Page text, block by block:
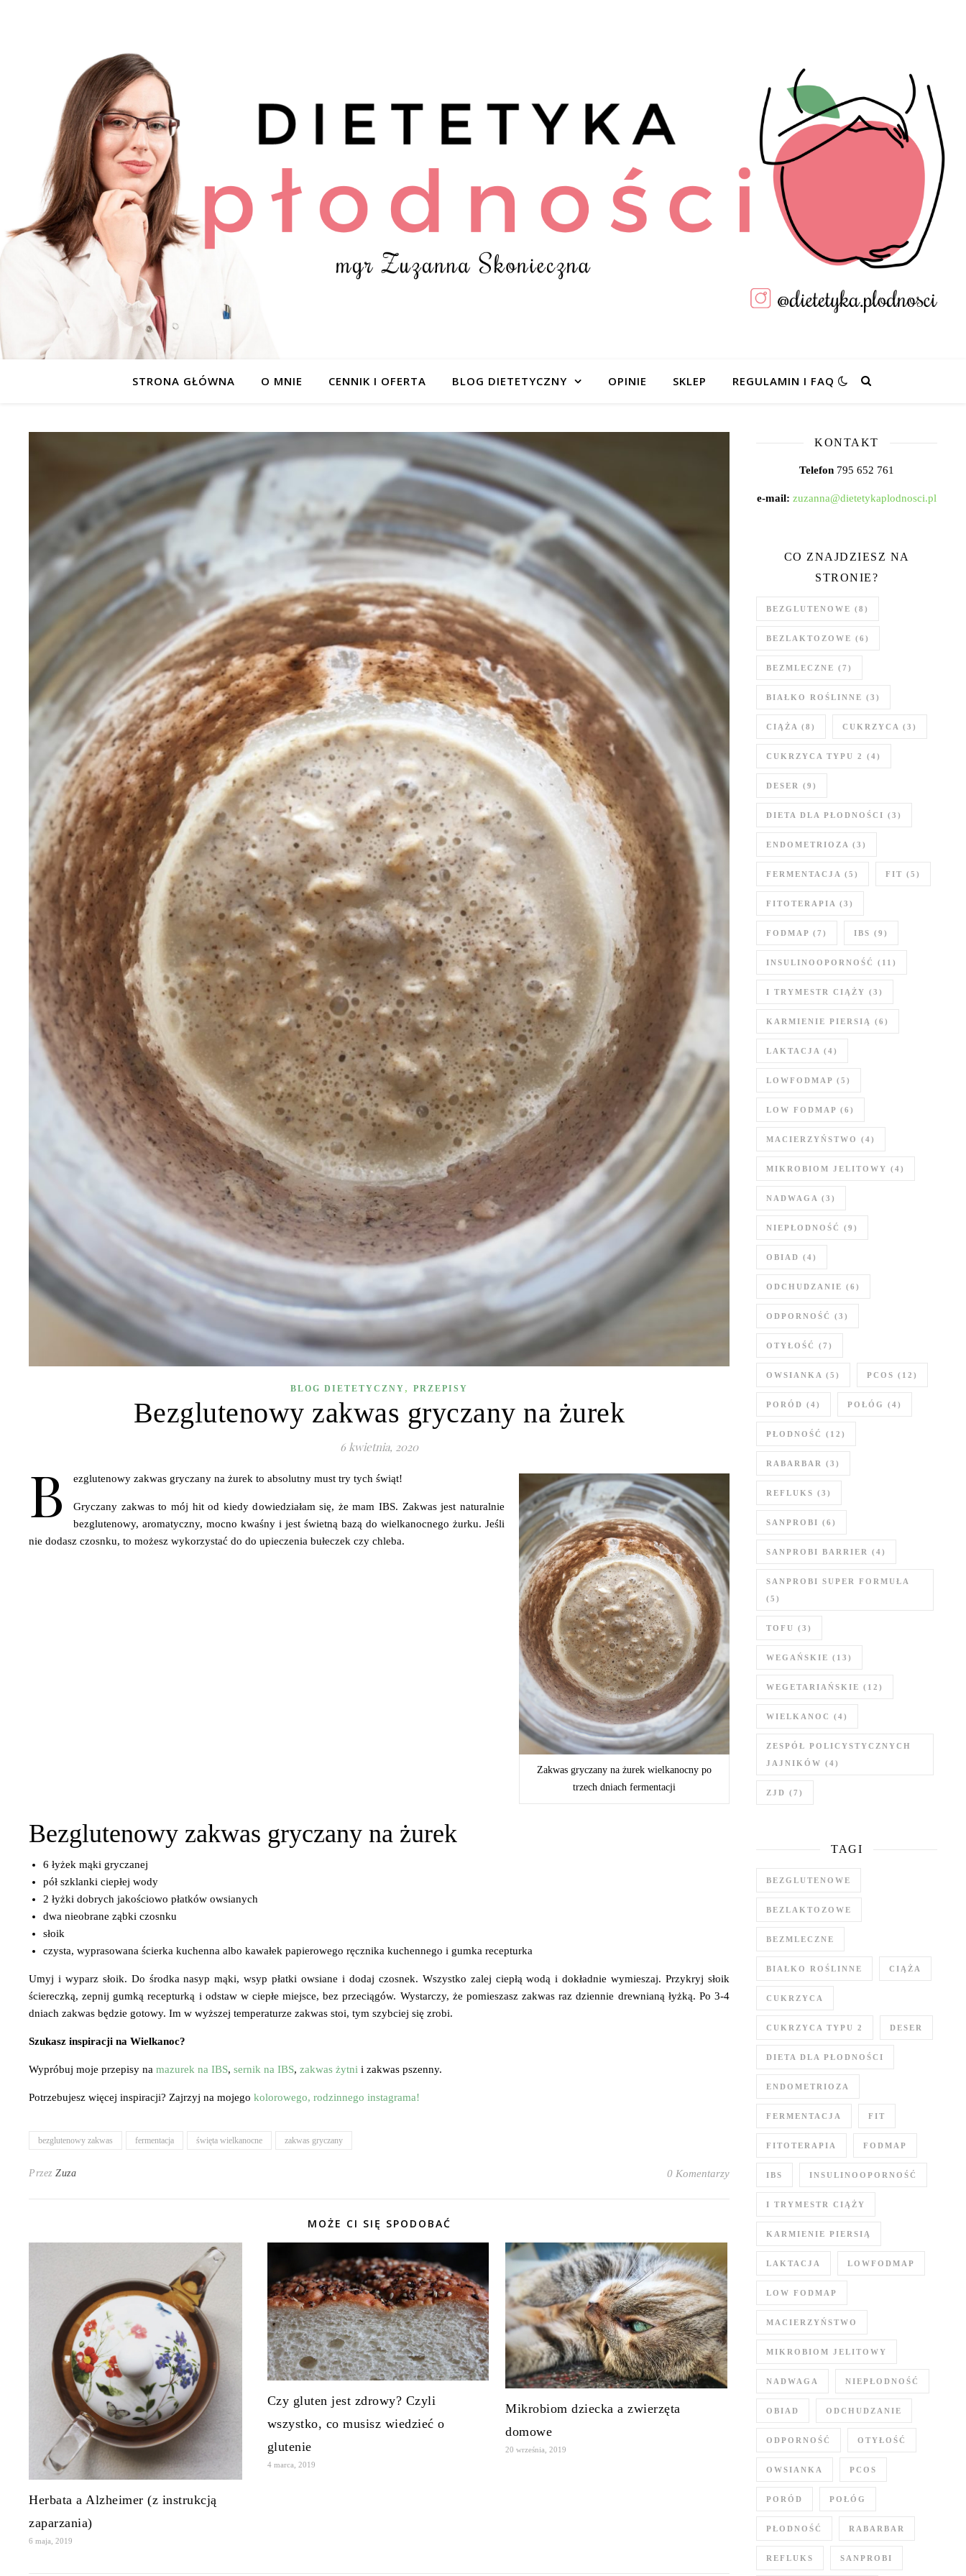
STRONA GŁÓWNA O MNIE CENNIK I OFERTA BLOG DIETETYCZNY OPINIE SKLEP REGULAMIN I FAQ
BLOG DIETETYCZNY , PRZEPISY
Bezglutenowy zakwas gryczany na żurek
6 kwietnia, 2020
Zakwas gryczany na żurek wielkanocny po
trzech dniach fermentacji
B ezglutenowy zakwas gryczany na żurek to absolutny must try tych świąt!
Gryczany zakwas to mój hit od kiedy dowiedziałam się, że mam IBS. Zakwas jest naturalnie
bezglutenowy, aromatyczny, mocno kwaśny i jest świetną bazą do wielkanocnego żurku. Jeśli
nie dodasz czosnku, to możesz wykorzystać do do upieczenia bułeczek czy chleba.
Bezglutenowy zakwas gryczany na żurek
6 łyżek mąki gryczanej
pół szklanki ciepłej wody
2 łyżki dobrych jakościowo płatków owsianych
dwa nieobrane ząbki czosnku
słoik
czysta, wyprasowana ścierka kuchenna albo kawałek papierowego ręcznika kuchennego i gumka recepturka
Umyj i wyparz słoik. Do środka nasyp mąki, wsyp płatki owsiane i dodaj czosnek. Wszystko zalej ciepłą wodą i dokładnie wymieszaj. Przykryj słoik
ściereczką, zepnij gumką recepturką i odstaw w ciepłe miejsce, bez przeciągów. Wystarczy, że pomieszasz zakwas raz dziennie drewnianą łyżką. Po 3-4
dniach zakwas będzie gotowy. Im w wyższej temperaturze zakwas stoi, tym szybciej się zrobi.
Szukasz inspiracji na Wielkanoc?
Wypróbuj moje przepisy na mazurek na IBS, sernik na IBS, zakwas żytni i zakwas pszenny.
Potrzebujesz więcej inspiracji? Zajrzyj na mojego kolorowego, rodzinnego instagrama!
bezglutenowy zakwas fermentacja święta wielkanocne zakwas gryczany
Przez Zuza 0 Komentarzy
MOŻE CI SIĘ SPODOBAĆ
Herbata a Alzheimer (z instrukcją
zaparzania)
6 maja, 2019
Czy gluten jest zdrowy? Czyli
wszystko, co musisz wiedzieć o
glutenie
4 marca, 2019
Mikrobiom dziecka a zwierzęta
domowe
20 września, 2019
KONTAKT
Telefon 795 652 761
e-mail: zuzanna@dietetykaplodnosci.pl
CO ZNAJDZIESZ NA
STRONIE?
BEZGLUTENOWE (8)
BEZLAKTOZOWE (6)
BEZMLECZNE (7)
BIAŁKO ROŚLINNE (3)
CIĄŻA (8) CUKRZYCA (3)
CUKRZYCA TYPU 2 (4)
DESER (9)
DIETA DLA PŁODNOŚCI (3)
ENDOMETRIOZA (3)
FERMENTACJA (5) FIT (5)
FITOTERAPIA (3)
FODMAP (7) IBS (9)
INSULINOOPORNOŚĆ (11)
I TRYMESTR CIĄŻY (3)
KARMIENIE PIERSIĄ (6)
LAKTACJA (4)
LOWFODMAP (5)
LOW FODMAP (6)
MACIERZYŃSTWO (4)
MIKROBIOM JELITOWY (4)
NADWAGA (3)
NIEPŁODNOŚĆ (9)
OBIAD (4)
ODCHUDZANIE (6)
ODPORNOŚĆ (3)
OTYŁOŚĆ (7)
OWSIANKA (5) PCOS (12)
PORÓD (4) POŁÓG (4)
PŁODNOŚĆ (12)
RABARBAR (3)
REFLUKS (3)
SANPROBI (6)
SANPROBI BARRIER (4)
SANPROBI SUPER FORMUŁA
(5)
TOFU (3)
WEGAŃSKIE (13)
WEGETARIAŃSKIE (12)
WIELKANOC (4)
ZESPÓŁ POLICYSTYCZNYCH
JAJNIKÓW (4)
ZJD (7)
TAGI
BEZGLUTENOWE
BEZLAKTOZOWE
BEZMLECZNE
BIAŁKO ROŚLINNE CIĄŻA
CUKRZYCA
CUKRZYCA TYPU 2 DESER
DIETA DLA PŁODNOŚCI
ENDOMETRIOZA
FERMENTACJA FIT
FITOTERAPIA FODMAP
IBS INSULINOOPORNOŚĆ
I TRYMESTR CIĄŻY
KARMIENIE PIERSIĄ
LAKTACJA LOWFODMAP
LOW FODMAP
MACIERZYŃSTWO
MIKROBIOM JELITOWY
NADWAGA NIEPŁODNOŚĆ
OBIAD ODCHUDZANIE
ODPORNOŚĆ OTYŁOŚĆ
OWSIANKA PCOS
PORÓD POŁÓG
PŁODNOŚĆ RABARBAR
REFLUKS SANPROBI